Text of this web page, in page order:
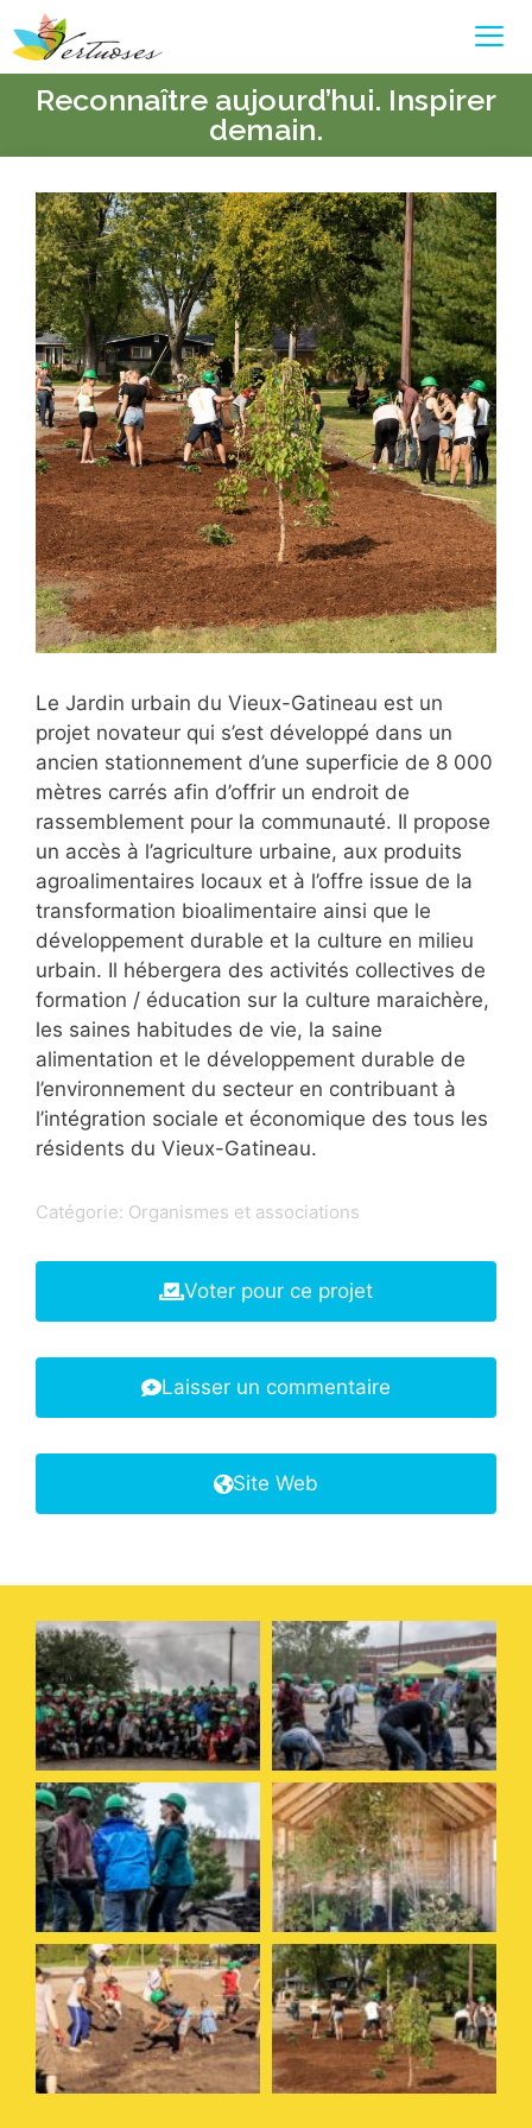
Reconnaître aujourd’hui. Inspirer
demain.
Le Jardin urbain du Vieux-Gatineau est un
projet novateur qui s’est développé dans un
ancien stationnement d’une superficie de 8 000
mètres carrés afin d’offrir un endroit de
rassemblement pour la communauté. Il propose
un accès à l’agriculture urbaine, aux produits
agroalimentaires locaux et à l’offre issue de la
transformation bioalimentaire ainsi que le
développement durable et la culture en milieu
urbain. Il hébergera des activités collectives de
formation / éducation sur la culture maraichère,
les saines habitudes de vie, la saine
alimentation et le développement durable de
l’environnement du secteur en contribuant à
l’intégration sociale et économique des tous les
résidents du Vieux-Gatineau.
Catégorie: Organismes et associations
Voter pour ce projet
Laisser un commentaire
Site Web